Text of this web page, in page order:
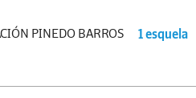
PINEDO BARROS 1 esquela